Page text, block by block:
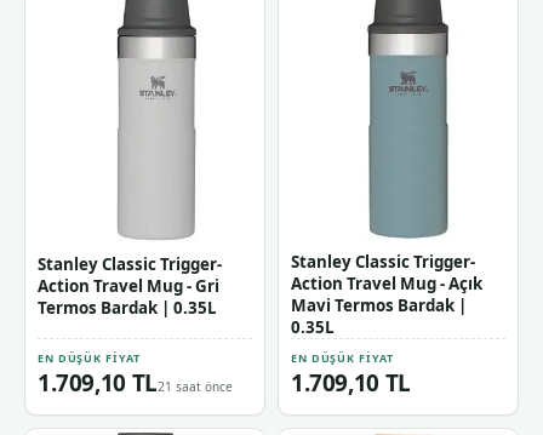
Stanley Classic Trigger-
Action Travel Mug - Gri
Termos Bardak | 0.35L
EN DÜŞÜK FIYAT
1.709,10 TL21 saat önce
Stanley Classic Trigger-
Action Travel Mug - Açık
Mavi Termos Bardak |
0.35L
EN DÜŞÜK FIYAT
1.709,10 TL